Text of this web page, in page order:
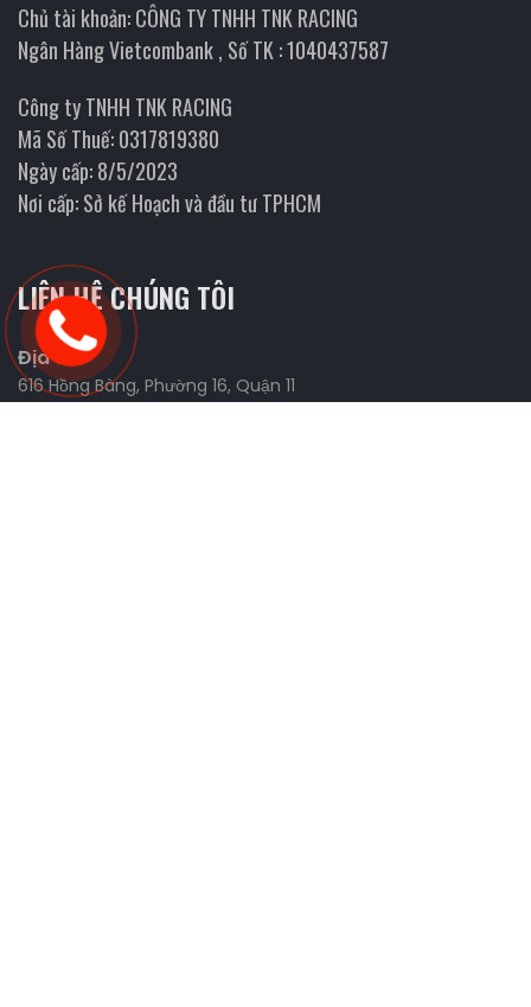
Chủ tài khoản: CÔNG TY TNHH TNK RACING
Ngân Hàng Vietcombank , Số TK : 1040437587
Công ty TNHH TNK RACING
Mã Số Thuế: 0317819380
Ngày cấp: 8/5/2023
Nơi cấp: Sở kế Hoạch và đầu tư TPHCM
LIÊN HỆ CHÚNG TÔI
Địa chỉ
616 Hồng Bàng, Phường 16, Quận 11